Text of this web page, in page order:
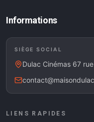
Informations
SIÈGE SOCIAL
Dulac Cinémas 67
LIENS RAPIDES